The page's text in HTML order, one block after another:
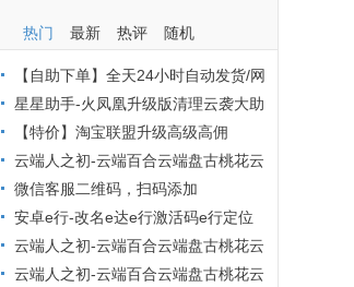
热门 最新 热评 随机
【自助下单】全天24小时自动发货/网
页自动秒发激活码/低价激活码商城/布
局吧商城/激活码批发商城
星星助手-火凤凰升级版清理云袭大助
手小麻雀清理僵尸粉查单删【小麻雀清
理周卡】
【特价】淘宝联盟升级高级高佣
云端人之初-云端百合云端盘古桃花云
小红花云端优乐美原冰淇淋最新官网地
址激活码【云端转发朋友圈点赞爆粉转
发评论】
微信客服二维码，扫码添加
安卓e行-改名e达e行激活码e行定位
打卡安卓定位软件激活码虚拟专家原安
卓虚拟帮手月卡年卡【安卓虚拟定位】
云端人之初-云端百合云端盘古桃花云
云端金银花小红花小蜻蜓云玲珑九朵云
云端人之初-云端百合云端盘古桃花云